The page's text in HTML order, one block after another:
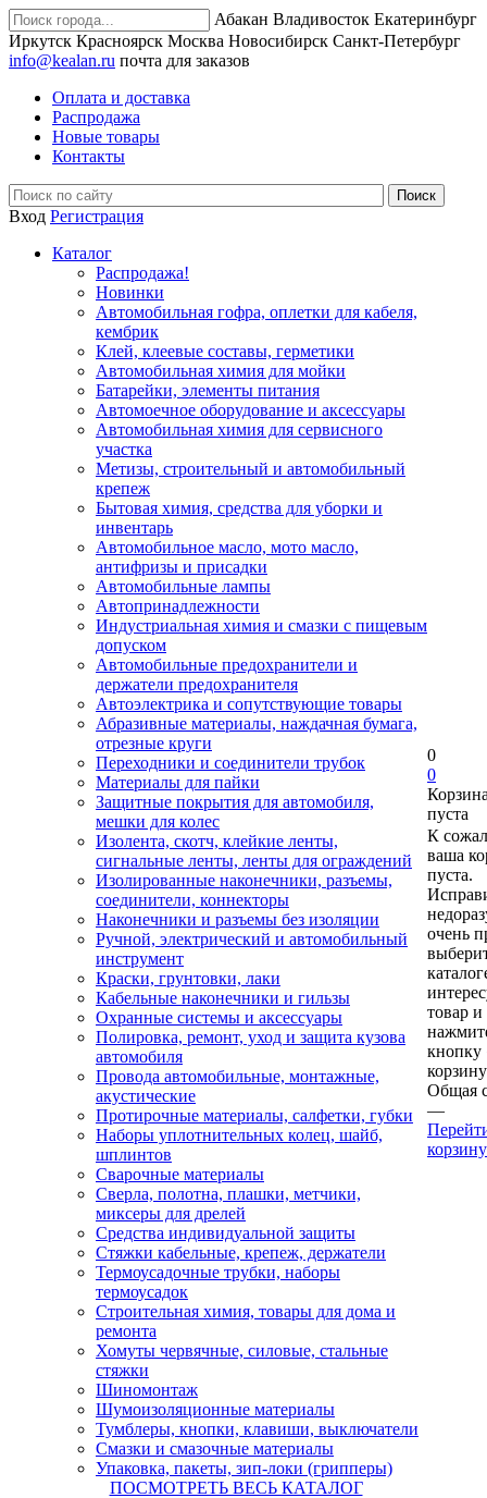
Абакан Владивосток Екатеринбург
Иркутск Красноярск Москва Новосибирск Санкт-Петербург
info@kealan.ru почта для заказов
Оплата и доставка
Распродажа
Новые товары
Контакты
Вход Регистрация
Каталог
Распродажа!
Новинки
Автомобильная гофра, оплетки для кабеля,
кембрик
Клей, клеевые составы, герметики
Автомобильная химия для мойки
Батарейки, элементы питания
Автомоечное оборудование и аксессуары
Автомобильная химия для сервисного
участка
Метизы, строительный и автомобильный
крепеж
Бытовая химия, средства для уборки и
инвентарь
Автомобильное масло, мото масло,
антифризы и присадки
Автомобильные лампы
Автопринадлежности
Индустриальная химия и смазки с пищевым
допуском
Автомобильные предохранители и
держатели предохранителя
Автоэлектрика и сопутствующие товары
Абразивные материалы, наждачная бумага,
отрезные круги
Переходники и соединители трубок
Материалы для пайки
Защитные покрытия для автомобиля,
мешки для колес
Изолента, скотч, клейкие ленты,
сигнальные ленты, ленты для ограждений
Изолированные наконечники, разъемы,
соединители, коннекторы
Наконечники и разъемы без изоляции
Ручной, электрический и автомобильный
инструмент
Краски, грунтовки, лаки
Кабельные наконечники и гильзы
Охранные системы и аксессуары
Полировка, ремонт, уход и защита кузова
автомобиля
Провода автомобильные, монтажные,
акустические
Протирочные материалы, салфетки, губки
Наборы уплотнительных колец, шайб,
шплинтов
Сварочные материалы
Сверла, полотна, плашки, метчики,
миксеры для дрелей
Средства индивидуальной защиты
Стяжки кабельные, крепеж, держатели
Термоусадочные трубки, наборы
термоусадок
Строительная химия, товары для дома и
ремонта
Хомуты червячные, силовые, стальные
стяжки
Шиномонтаж
Шумоизоляционные материалы
Тумблеры, кнопки, клавиши, выключатели
Смазки и смазочные материалы
Упаковка, пакеты, зип-локи (грипперы)
ПОСМОТРЕТЬ ВЕСЬ КАТАЛОГ
0
0
пуста
К
ваша
пуста.
очень
товар и
кнопку
Общая
—
корзину